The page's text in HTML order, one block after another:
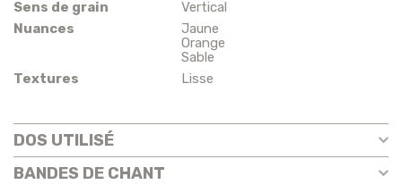
Sens de grain
Vertical
Nuances
Jaune
Orange
Sable
Textures
Lisse
DOS UTILISÉ
BANDES DE CHANT